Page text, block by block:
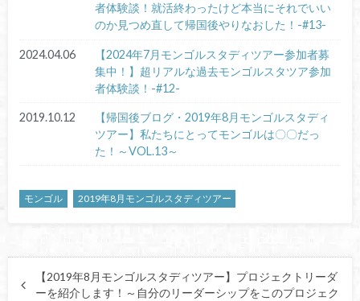
者体験談！就活終わったけど本当にそれでいい
のか見つめ直して帰国後やりなおした！-#13-
2024.04.06
【2024年7月モンゴルスタディツアー参加者募
集中！】超リアルな過去モンゴルスタツア参加
者体験談！-#12-
2019.10.12
【帰国後ブログ・2019年8月モンゴルスタディ
ツアー】私たちにとってモンゴルは〇〇だっ
た！～VOL.13～
モンゴル 2019年8月モンゴルスタディツアー
【2019年8月モンゴルスタディツアー】プロジェクトリーダ
ーを紹介します！～自分のリーダーシップをこのプロジェク